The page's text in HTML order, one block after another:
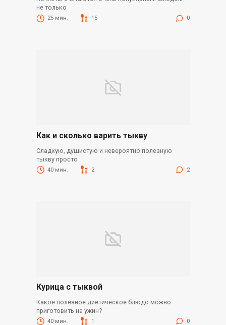
не только
25 мин. 15 0
Как и сколько варить тыкву
Сладкую, душистую и невероятно полезную
тыкву просто
40 мин. 2 2
Курица с тыквой
Какое полезное диетическое блюдо можно
приготовить на ужин?
40 мин. 1 0